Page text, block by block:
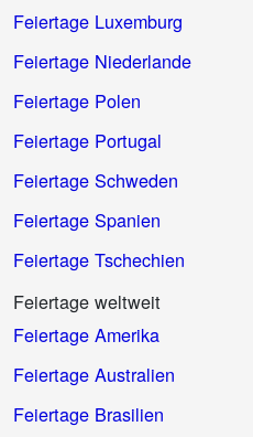
Feiertage Luxemburg
Feiertage Niederlande
Feiertage Polen
Feiertage Portugal
Feiertage Schweden
Feiertage Spanien
Feiertage Tschechien
Feiertage weltweit
Feiertage Amerika
Feiertage Australien
Feiertage Brasilien